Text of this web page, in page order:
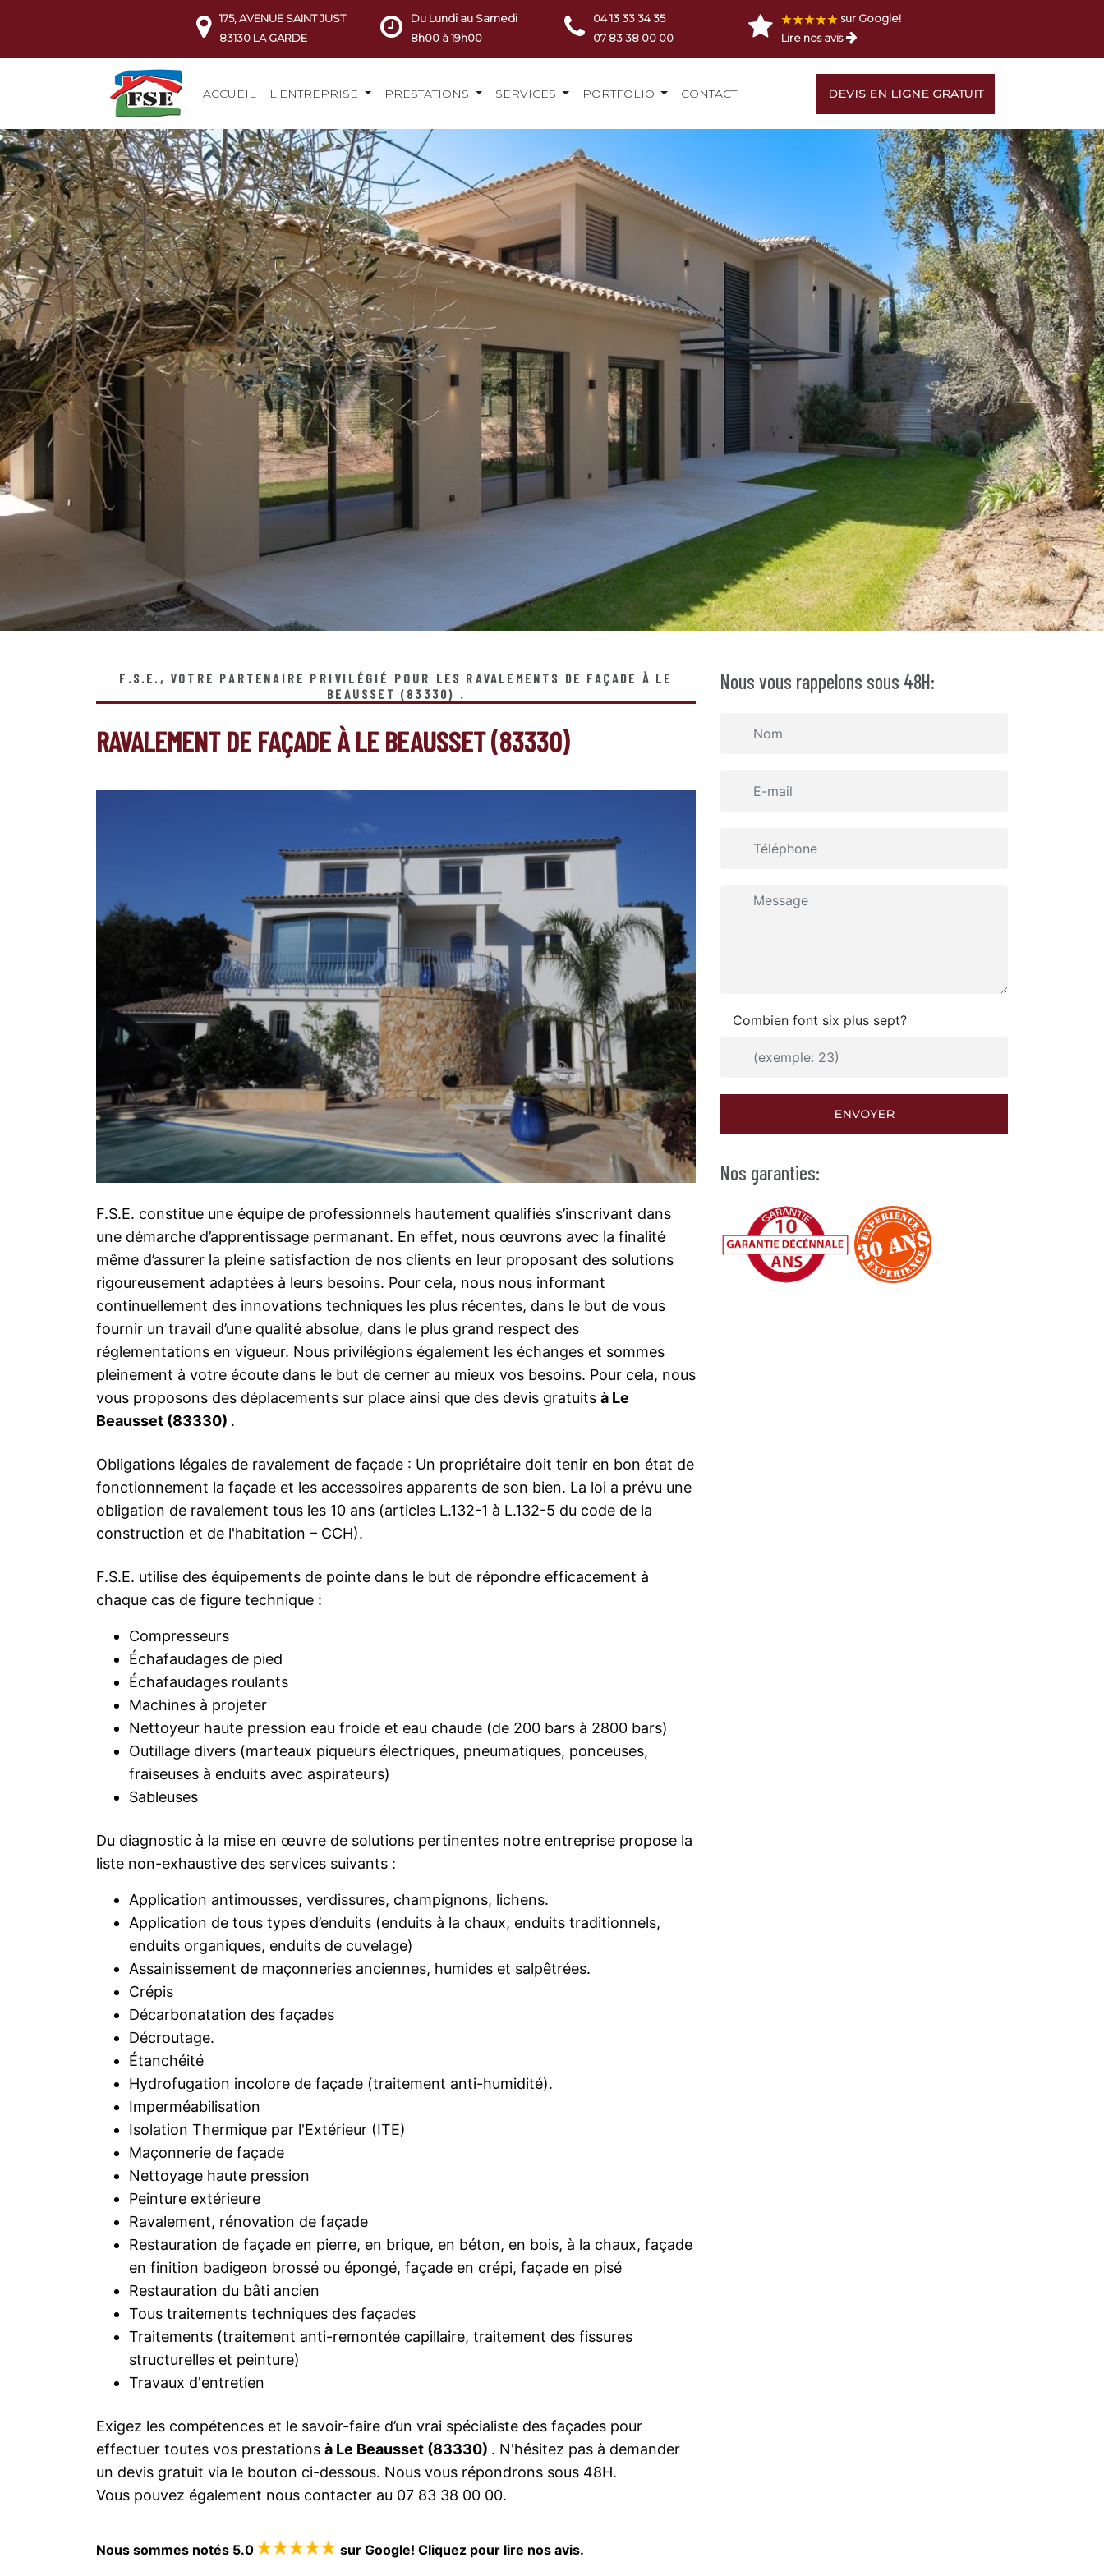
175, AVENUE SAINT JUST
83130 LA GARDE
Du Lundi au Samedi
8h00 à 19h00
04 13 33 34 35
07 83 38 00 00
sur Google!
Lire nos avis
ACCUEIL L'ENTREPRISE PRESTATIONS SERVICES PORTFOLIO CONTACT DEVIS EN LIGNE GRATUIT
F.S.E., VOTRE PARTENAIRE PRIVILÉGIÉ POUR LES RAVALEMENTS DE FAÇADE À LE
BEAUSSET (83330) .
RAVALEMENT DE FAÇADE À LE BEAUSSET (83330)
F.S.E. constitue une équipe de professionnels hautement qualifiés s’inscrivant dans
une démarche d’apprentissage permanant. En effet, nous œuvrons avec la finalité
même d’assurer la pleine satisfaction de nos clients en leur proposant des solutions
rigoureusement adaptées à leurs besoins. Pour cela, nous nous informant
continuellement des innovations techniques les plus récentes, dans le but de vous
fournir un travail d’une qualité absolue, dans le plus grand respect des
réglementations en vigueur. Nous privilégions également les échanges et sommes
pleinement à votre écoute dans le but de cerner au mieux vos besoins. Pour cela, nous
vous proposons des déplacements sur place ainsi que des devis gratuits à Le
Beausset (83330) .
Obligations légales de ravalement de façade : Un propriétaire doit tenir en bon état de
fonctionnement la façade et les accessoires apparents de son bien. La loi a prévu une
obligation de ravalement tous les 10 ans (articles L.132-1 à L.132-5 du code de la
construction et de l'habitation – CCH).
F.S.E. utilise des équipements de pointe dans le but de répondre efficacement à
chaque cas de figure technique :
Compresseurs
Échafaudages de pied
Échafaudages roulants
Machines à projeter
Nettoyeur haute pression eau froide et eau chaude (de 200 bars à 2800 bars)
Outillage divers (marteaux piqueurs électriques, pneumatiques, ponceuses,
fraiseuses à enduits avec aspirateurs)
Sableuses
Du diagnostic à la mise en œuvre de solutions pertinentes notre entreprise propose la
liste non-exhaustive des services suivants :
Application antimousses, verdissures, champignons, lichens.
Application de tous types d’enduits (enduits à la chaux, enduits traditionnels,
enduits organiques, enduits de cuvelage)
Assainissement de maçonneries anciennes, humides et salpêtrées.
Crépis
Décarbonatation des façades
Décroutage.
Étanchéité
Hydrofugation incolore de façade (traitement anti-humidité).
Imperméabilisation
Isolation Thermique par l'Extérieur (ITE)
Maçonnerie de façade
Nettoyage haute pression
Peinture extérieure
Ravalement, rénovation de façade
Restauration de façade en pierre, en brique, en béton, en bois, à la chaux, façade
en finition badigeon brossé ou épongé, façade en crépi, façade en pisé
Restauration du bâti ancien
Tous traitements techniques des façades
Traitements (traitement anti-remontée capillaire, traitement des fissures
structurelles et peinture)
Travaux d'entretien
Exigez les compétences et le savoir-faire d’un vrai spécialiste des façades pour
effectuer toutes vos prestations à Le Beausset (83330) . N'hésitez pas à demander
un devis gratuit via le bouton ci-dessous. Nous vous répondrons sous 48H.
Vous pouvez également nous contacter au 07 83 38 00 00.
Nous sommes notés 5.0 sur Google! Cliquez pour lire nos avis.
Nous vous rappelons sous 48H:
Combien font six plus sept?
ENVOYER
Nos garanties: